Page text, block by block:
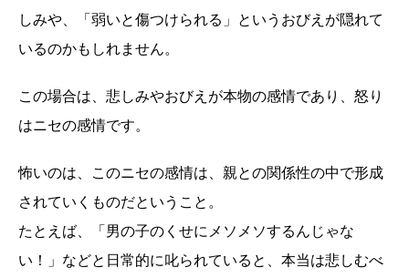
しみや、「弱いと傷つけられる」というおびえが隠れて
いるのかもしれません。
この場合は、悲しみやおびえが本物の感情であり、怒り
はニセの感情です。
怖いのは、このニセの感情は、親との関係性の中で形成
されていくものだということ。
たとえば、「男の子のくせにメソメソするんじゃな
い！」などと日常的に叱られていると、本当は悲しむべ